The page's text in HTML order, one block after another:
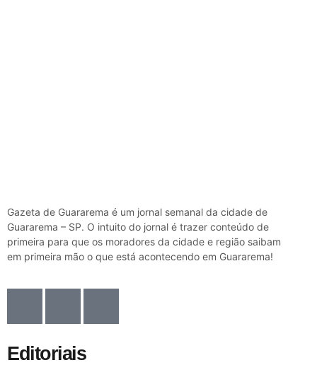
Gazeta de Guararema é um jornal semanal da cidade de
Guararema – SP. O intuito do jornal é trazer conteúdo de
primeira para que os moradores da cidade e região saibam
em primeira mão o que está acontecendo em Guararema!
Editoriais